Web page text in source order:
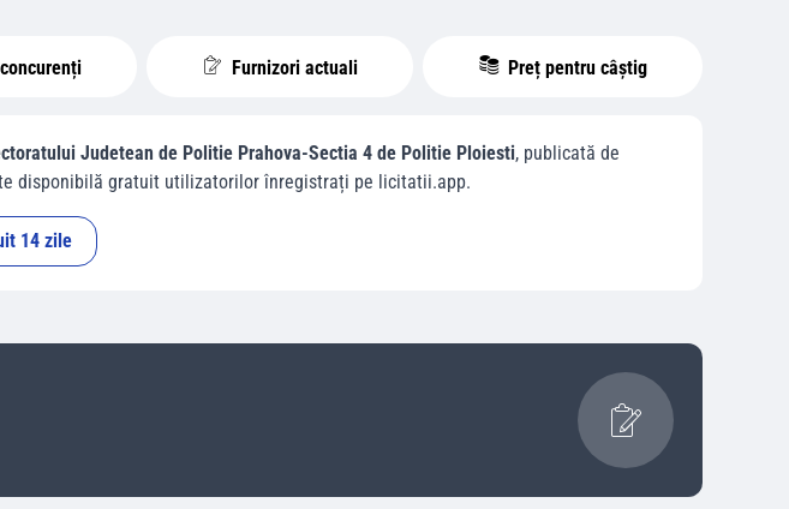
Furnizori actuali Preț pentru câștig
Judetean de Politie Prahova-Sectia 4 de Politie Ploiesti, publicată de
disponibilă gratuit utilizatorilor înregistrați pe licitatii.app.
14 zile